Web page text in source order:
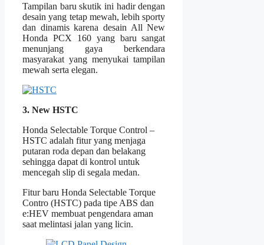
Tampilan baru skutik ini hadir dengan
desain yang tetap mewah, lebih sporty
dan dinamis karena desain All New
Honda PCX 160 yang baru sangat
menunjang gaya berkendara
masyarakat yang menyukai tampilan
mewah serta elegan.
3. New HSTC
Honda Selectable Torque Control –
HSTC adalah fitur yang menjaga
putaran roda depan dan belakang
sehingga dapat di kontrol untuk
mencegah slip di segala medan.
Fitur baru Honda Selectable Torque
Contro (HSTC) pada tipe ABS dan
e:HEV membuat pengendara aman
saat melintasi jalan yang licin.